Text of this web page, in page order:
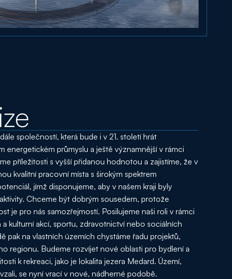
společností, která bude i v 21. století hrát
energetickém průmyslu a ještě významnější v rámci
příležitosti s vyšší přidanou hodnotou a zajistíme, že v
kvalitní pracovní místa s širokým spektrem
jímž disponujeme, aby v našem kraji byly
Chceme být dobrým sousedem, protože
je pro nás samozřejmostí. Posilujeme naši roli v rámci
kulturní akcí, sportu, zdravotnictví nebo sociálních
pak na vlastních územích chystáme řadu projektů,
regionu. Budeme rozvíjet nové oblasti pro bydlení a
k rekreaci, jako je lokalita jezera Medard. Území,
se nyní vrací v nové, nádherné podobě.